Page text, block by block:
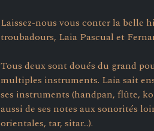
Laissez-nous vous conter la belle
troubadours, Laia Pascual et
Tous deux sont doués du grand
multiples instruments. Laia sait
ses instruments (handpan, flûte,
aussi de ses notes aux sonorités
orientales, tar, sitar...).